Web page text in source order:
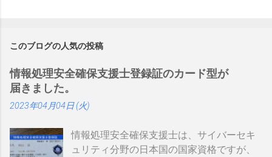
このブログの人気の投稿
情報処理安全確保支援士登録証のカード型が
届きました。
2023年04月04日 (火)
情報処理安全確保支援士は、サイバーセキ
ュリティ分野の日本国の国家資格ですが、